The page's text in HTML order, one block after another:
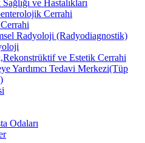
ve Hastalıkları
Cerrahi
Radyoloji (Radyodiagnostik)
ve Estetik Cerrahi
Yardımcı Tedavi Merkezi(Tüp
Odaları